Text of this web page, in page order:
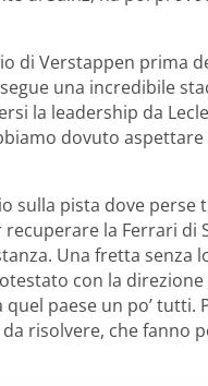
di Verstappen prima
una incredibile
la leadership da
dovuto
sulla pista dove perse
la Ferrari di
Una fretta senza
con la
paese un po’
risolvere, che fanno